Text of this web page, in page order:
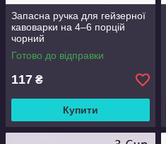
Запасна ручка для гейзерної
кавоварки на 4–6 порцій
чорний
Готово до відправки
117 ₴
Купити